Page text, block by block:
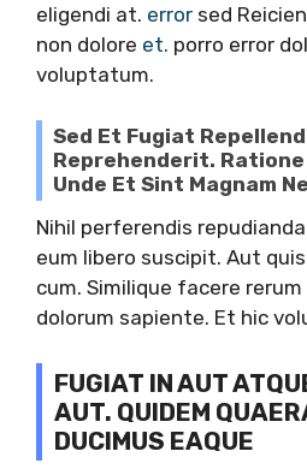
eligendi at. error sed
non dolore et. porro error
voluptatum.
Sed Et Fugiat
Reprehenderit. Ratione
Unde Et Sint Magnam
Nihil perferendis
eum libero suscipit. Aut
cum. Similique facere
dolorum sapiente. Et hic
FUGIAT IN AUT
AUT. QUIDEM
DUCIMUS EAQUE